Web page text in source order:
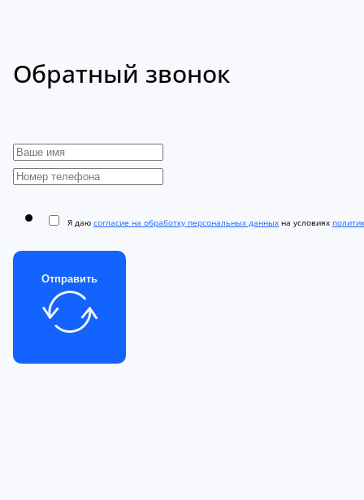
Обратный звонок
Я даю согласие на обработку персональных данных на условиях
Отправить